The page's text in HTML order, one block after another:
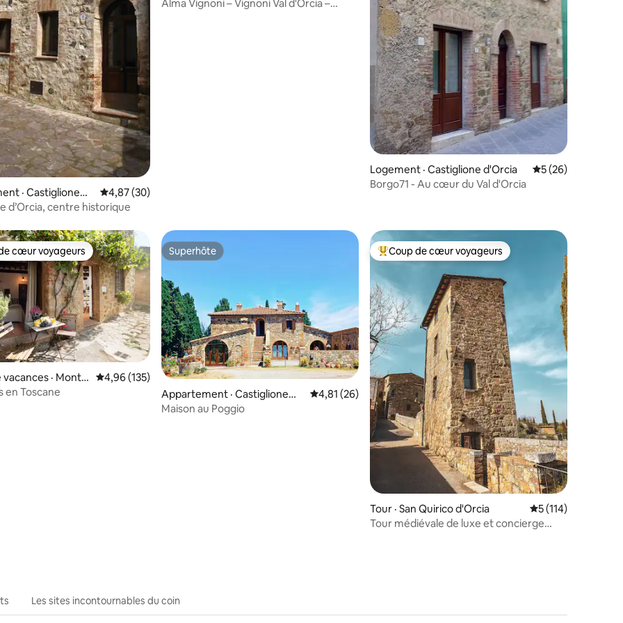
· Castiglione
Note moyenne de 4,87 sur 5, 30 commentaires
4,87 (30)
d’Orcia, centre historique
Alma Vignoni – Vignoni Val d'Orcia –
Logement · Castiglione d'Orcia Note moyenne de
5 (26)
Borgo71 - Au cœur du Val d'Orcia
5, 33 commentaires
cœur voyageurs parmi les plus aimés
cœur voyageurs
vacances · Montic Note moyenne de 4,96 sur 5, 135 commentaires
4,96 (135)
en Toscane
Superhôte
Superhôte
Appartement · Castiglione
d'Orcia
Note moyenne de 4,81 sur 5, 26 commentaires
4,81 (26)
Maison au Poggio
Coup de cœur voyageurs parmi les plus aimés
Coup de cœur voyageurs
Tour · San Quirico d'Orcia Note moyenne de
5 (114)
Tour médiévale de luxe et concierge
Les sites incontournables du coin